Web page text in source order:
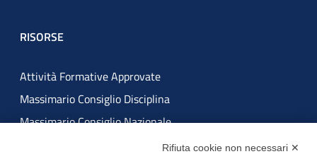
RISORSE
Attività Formative Approvate
Massimario Consiglio Disciplina
Massimario Consiglio Nazionale
Rifiuta cookie non necessari ✕